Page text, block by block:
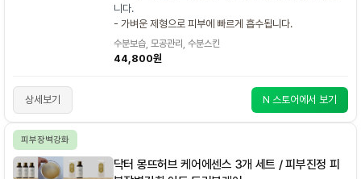
니다.
- 가벼운 제형으로 피부에 빠르게 흡수됩니다.
수분보습, 모공관리, 수분스킨
44,800원
상세보기 N 스토어에서 보기
피부장벽강화
닥터 몽뜨허브 케어에센스 3개 세트 / 피부진정 피